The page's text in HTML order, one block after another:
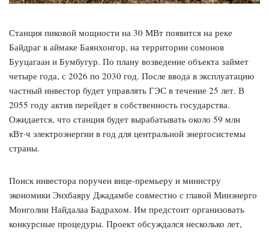
Станция пиковой мощности на 30 МВт появится на реке
Байдраг в аймаке Баянхонгор, на территории сомонов
Бууцагаан и Бумбугур. По плану возведение объекта займет
четыре года, с 2026 по 2030 год. После ввода в эксплуатацию
частный инвестор будет управлять ГЭС в течение 25 лет. В
2055 году актив перейдет в собственность государства.
Ожидается, что станция будет вырабатывать около 59 млн
кВт·ч электроэнергии в год для центральной энергосистемы
страны.
Поиск инвестора поручен вице-премьеру и министру
экономики Энхбаяру Джадамбе совместно с главой Минэнерго
Монголии Найдалаа Бадрахом. Им предстоит организовать
конкурсные процедуры. Проект обсуждался несколько лет,